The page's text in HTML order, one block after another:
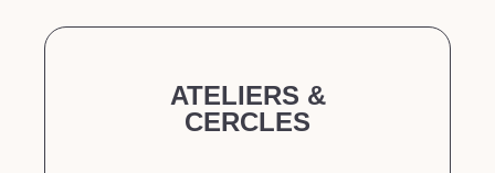
ATELIERS &
CERCLES